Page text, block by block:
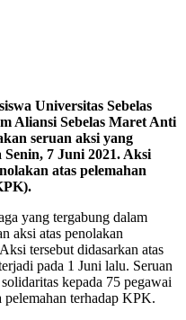
Universitas Sebelas
Aliansi Sebelas Maret Anti
seruan aksi yang
7 Juni 2021. Aksi
atas pelemahan
yang tergabung dalam
aksi atas penolakan
tersebut didasarkan atas
pada 1 Juni lalu. Seruan
kepada 75 pegawai
terhadap KPK.